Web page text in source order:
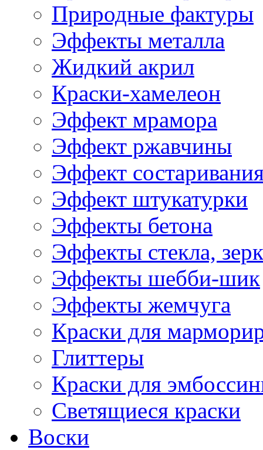
Природные фактуры
Эффекты металла
Жидкий акрил
Краски-хамелеон
Эффект мрамора
Эффект ржавчины
Эффект
Эффект штукатурки
Эффекты бетона
Эффекты стекла,
Эффекты шебби-шик
Эффекты жемчуга
Краски для
Глиттеры
Краски для
Светящиеся краски
Воски